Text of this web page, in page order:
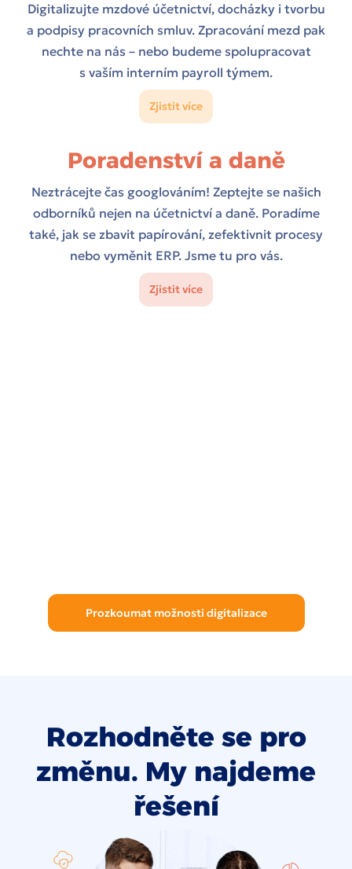
Digitalizujte mzdové účetnictví, docházky i tvorbu
a podpisy pracovních smluv. Zpracování mezd pak
nechte na nás – nebo budeme spolupracovat
s vaším interním payroll týmem.
Zjistit více
Poradenství a daně
Neztrácejte čas googlováním! Zeptejte se našich
odborníků nejen na účetnictví a daně. Poradíme
také, jak se zbavit papírování, zefektivnit procesy
nebo vyměnit ERP. Jsme tu pro vás.
Zjistit více
Prozkoumat možnosti digitalizace
Rozhodněte se pro
změnu. My najdeme
řešení